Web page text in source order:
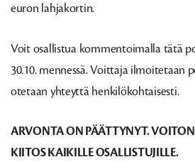
euron lahjakortin.
Voit osallistua kommentoimalla tätä
30.10. mennessä. Voittaja ilmoitetaan
otetaan yhteyttä henkilökohtaisesti.
ARVONTA ON PÄÄTTYNYT.
KIITOS KAIKILLE OSALLISTUJILLE.